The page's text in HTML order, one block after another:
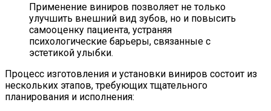
Применение виниров позволяет не только
улучшить внешний вид зубов, но и повысить
самооценку пациента, устраняя
психологические барьеры, связанные с
эстетикой улыбки.
Процесс изготовления и установки виниров состоит из
нескольких этапов, требующих тщательного
планирования и исполнения: